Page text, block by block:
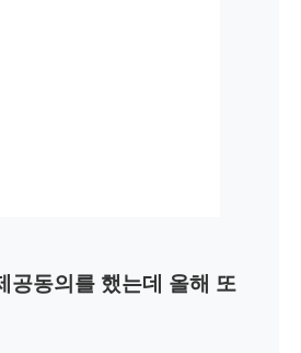
공동의를 했는데 올해 또